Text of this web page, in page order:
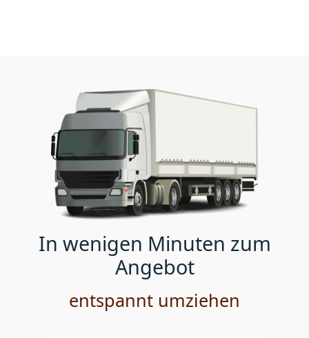
In wenigen Minuten zum
Angebot
entspannt umziehen